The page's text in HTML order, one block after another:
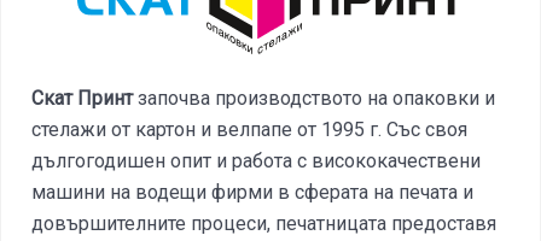
Скат Принтзапочва производството на опаковки и
стелажи от картон и велпапе от 1995 г. Със своя
дългогодишен опит и работа с висококачествени
машини на водещи фирми в сферата на печата и
довършителните процеси, печатницата предоставя